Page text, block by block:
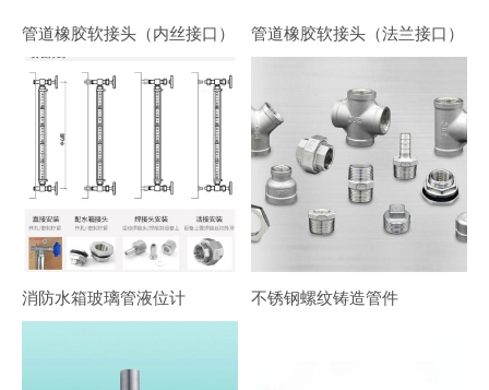
管道橡胶软接头（内丝接口） 管道橡胶软接头（法兰接口）
消防水箱玻璃管液位计 不锈钢螺纹铸造管件